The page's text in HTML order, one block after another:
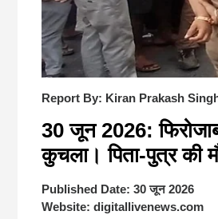
Report By: Kiran Prakash
30 जून 2026:
कुचला। पिता-पुत्र की
Published Date: 30 जून 2026
Website: digitallivenews.com